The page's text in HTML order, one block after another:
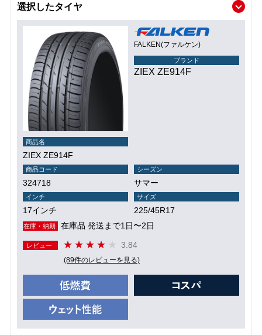
選択したタイヤ
FALKEN(ファルケン)
ブランド
ZIEX ZE914F
商品名
ZIEX ZE914F
商品コード
324718
シーズン
サマー
インチ
17インチ
サイズ
225/45R17
在庫・納期 在庫品 発送まで1日〜2日
レビュー 3.84
(89件のレビューを見る)